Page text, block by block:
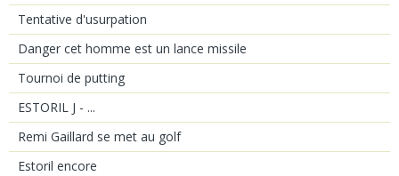
Tentative d'usurpation
Danger cet homme est un lance missile
Tournoi de putting
ESTORIL J - ...
Remi Gaillard se met au golf
Estoril encore